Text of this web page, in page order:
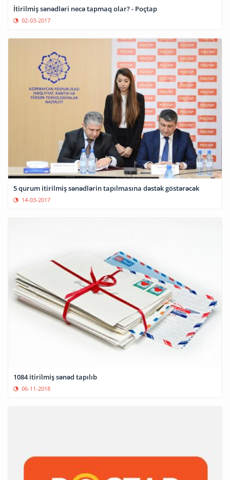
İtirilmiş sənədləri necə tapmaq olar? - Poçtap
02-03-2017
5 qurum itirilmiş sənədlərin tapılmasına dəstək göstərəcək
14-03-2017
1084 itirilmiş sənəd tapılıb
06-11-2018